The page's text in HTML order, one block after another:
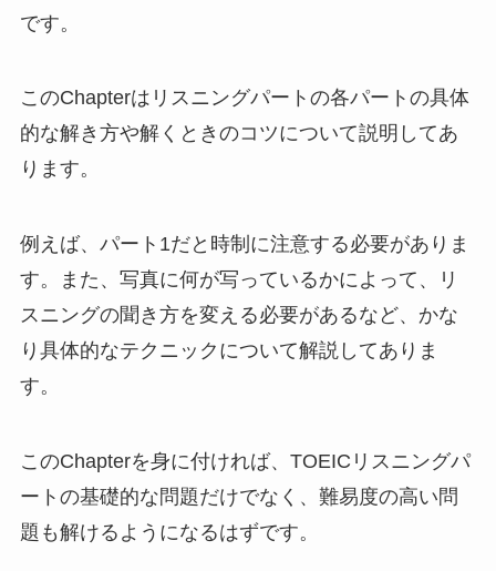
です。
このChapterはリスニングパートの各パートの具体
的な解き方や解くときのコツについて説明してあ
ります。
例えば、パート1だと時制に注意する必要がありま
す。また、写真に何が写っているかによって、リ
スニングの聞き方を変える必要があるなど、かな
り具体的なテクニックについて解説してありま
す。
このChapterを身に付ければ、TOEICリスニングパ
ートの基礎的な問題だけでなく、難易度の高い問
題も解けるようになるはずです。